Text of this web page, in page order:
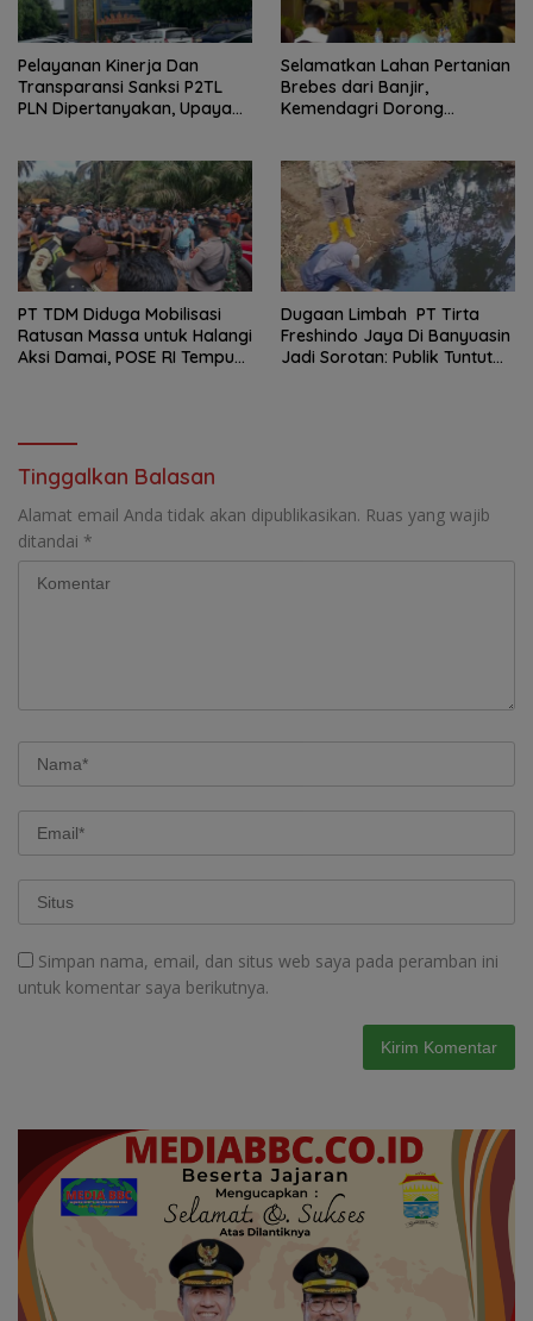
Pelayanan Kinerja Dan
Transparansi Sanksi P2TL
PLN Dipertanyakan, Upaya
Selamatkan Lahan Pertanian
Brebes dari Banjir,
Kemendagri Dorong
PT TDM Diduga Mobilisasi
Ratusan Massa untuk Halangi
Aksi Damai, POSE RI Tempuh
Dugaan Limbah PT Tirta
Freshindo Jaya Di Banyuasin
Jadi Sorotan: Publik Tuntut
Tinggalkan Balasan
Alamat email Anda tidak akan dipublikasikan. Ruas yang wajib
ditandai *
Simpan nama, email, dan situs web saya pada peramban ini
untuk komentar saya berikutnya.